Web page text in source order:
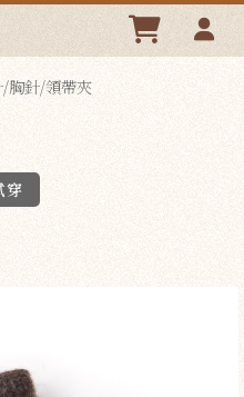
胸針/領帶夾
穿